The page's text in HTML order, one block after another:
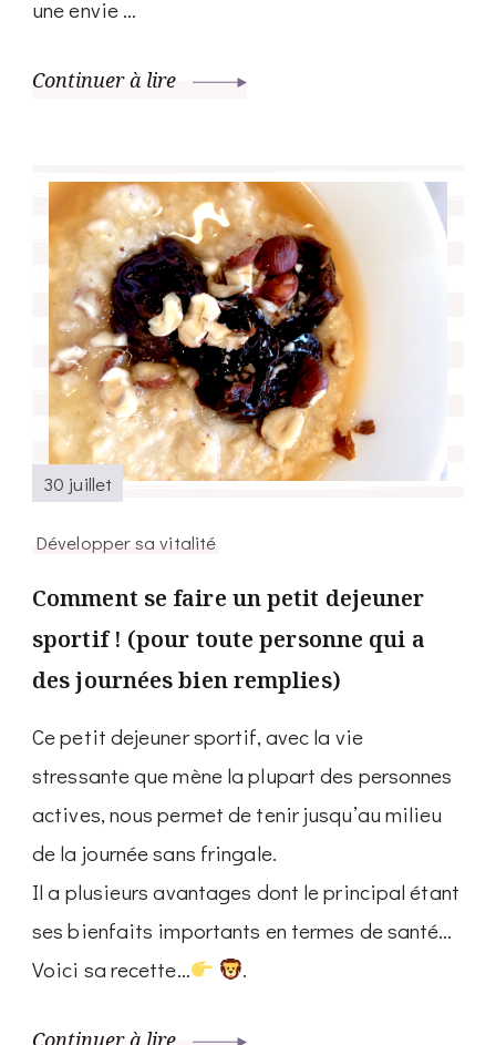
une envie …
Continuer à lire
30 juillet
Développer sa vitalité
Comment se faire un petit dejeuner
sportif ! (pour toute personne qui a
des journées bien remplies)
Ce petit dejeuner sportif, avec la vie
stressante que mène la plupart des personnes
actives, nous permet de tenir jusqu’au milieu
de la journée sans fringale.
Il a plusieurs avantages dont le principal étant
ses bienfaits importants en termes de santé…
Voici sa recette…
.